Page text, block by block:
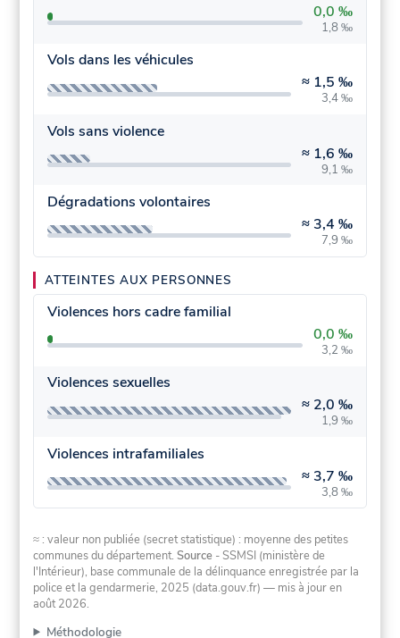
0,0 ‰
1,8 ‰
Vols dans les véhicules
≈ 1,5 ‰
3,4 ‰
Vols sans violence
≈ 1,6 ‰
9,1 ‰
Dégradations volontaires
≈ 3,4 ‰
7,9 ‰
ATTEINTES AUX PERSONNES
Violences hors cadre familial
0,0 ‰
3,2 ‰
Violences sexuelles
≈ 2,0 ‰
1,9 ‰
Violences intrafamiliales
≈ 3,7 ‰
3,8 ‰
≈ : valeur non publiée (secret statistique) : moyenne des petites
communes du département.Source - SSMSI (ministère de
l'Intérieur), base communale de la délinquance enregistrée par la
police et la gendarmerie, 2025 (data.gouv.fr) — mis à jour en
août 2026.
Méthodologie